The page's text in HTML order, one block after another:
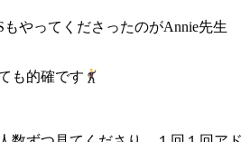
やってくださったのがAnnie先生
も的確です